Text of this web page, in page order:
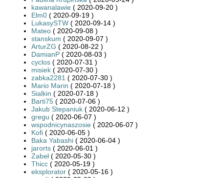
kawanalawie ( 2020-09-20 )
Elm0 ( 2020-09-19 )
LukasySTW ( 2020-09-14 )
Mateo ( 2020-09-08 )
stanskum ( 2020-09-07 )
ArturZG ( 2020-08-22 )
DamianP ( 2020-08-03 )
cyclos ( 2020-07-31 )
misiek ( 2020-07-30 )
zabka2281 ( 2020-07-30 )
Mario Marin ( 2020-07-18 )
Sialkin ( 2020-07-18 )
Barti75 ( 2020-07-06 )
Jakub Stepaniuk ( 2020-06-12 )
gregu ( 2020-06-07 )
wspodnicynaszosie ( 2020-06-07 )
Kofi ( 2020-06-05 )
Baka Yabashi ( 2020-06-04 )
jarorts ( 2020-06-01 )
Zabeł ( 2020-05-30 )
Thicc ( 2020-05-19 )
eksplorator ( 2020-05-16 )